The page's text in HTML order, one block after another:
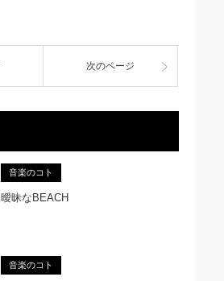
次のページ
音楽のコト
曖昧なBEACH
音楽のコト